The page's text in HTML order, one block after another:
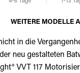
WEITERE MODELLE
in die
neu gestalteten
VVT 117